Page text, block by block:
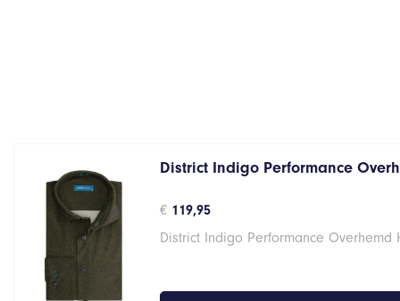
District Indigo Performance
€ 119,95
District Indigo Performance